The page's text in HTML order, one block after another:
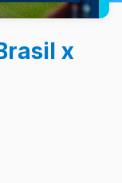
x